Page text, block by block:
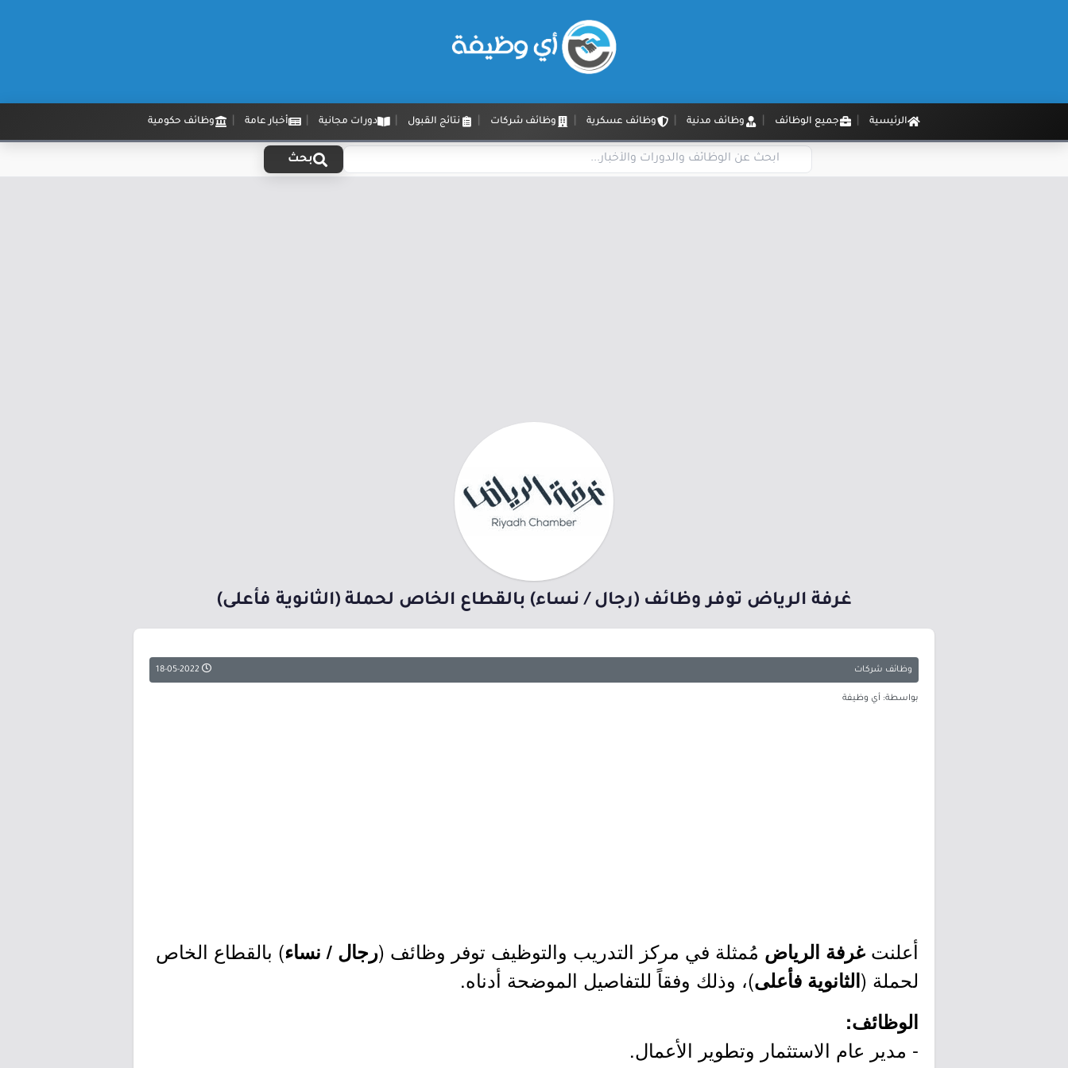
الرئيسية جميع الوظائف وظائف مدنية وظائف عسكرية وظائف شركات نتائج القبول دورات مجانية أخبار عامة وظائف حكومية
بحث
غرفة الرياض توفر وظائف (رجال / نساء) بالقطاع الخاص لحملة (الثانوية فأعلى)
وظائف شركات
بواسطة: أي وظيفة
أعلنت غرفة الرياض مُمثلة في مركز التدريب والتوظيف توفر وظائف (رجال / نساء) بالقطاع الخاص
لحملة (الثانوية فأعلى)، وذلك وفقاً للتفاصيل الموضحة أدناه.
الوظائف:
- مدير عام الاستثمار وتطوير الأعمال.